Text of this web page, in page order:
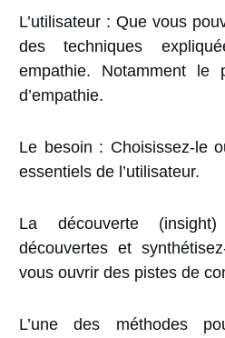
L’utilisateur : Que vous
des techniques
empathie. Notamment le
d’empathie.
Le besoin : Choisissez-le
essentiels de l’utilisateur.
La découverte(insight)
découvertes et
vous ouvrir des pistes de
L’une des méthodes